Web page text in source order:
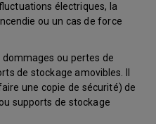
électriques, la
ou un cas de force
dommages ou pertes de
de stockage amovibles. Il
une copie de sécurité) de
supports de stockage